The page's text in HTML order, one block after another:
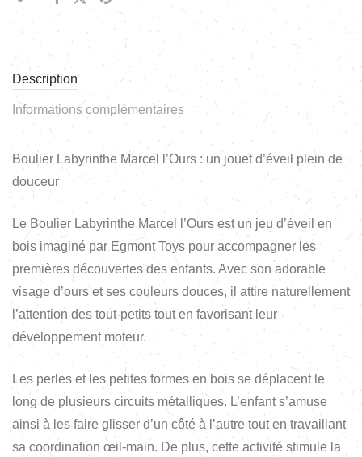
Description
Informations complémentaires
Boulier Labyrinthe Marcel l’Ours : un jouet d’éveil plein de
douceur
Le Boulier Labyrinthe Marcel l’Ours est un jeu d’éveil en
bois imaginé par Egmont Toys pour accompagner les
premières découvertes des enfants. Avec son adorable
visage d’ours et ses couleurs douces, il attire naturellement
l’attention des tout-petits tout en favorisant leur
développement moteur.
Les perles et les petites formes en bois se déplacent le
long de plusieurs circuits métalliques. L’enfant s’amuse
ainsi à les faire glisser d’un côté à l’autre tout en travaillant
sa coordination œil-main. De plus, cette activité stimule la